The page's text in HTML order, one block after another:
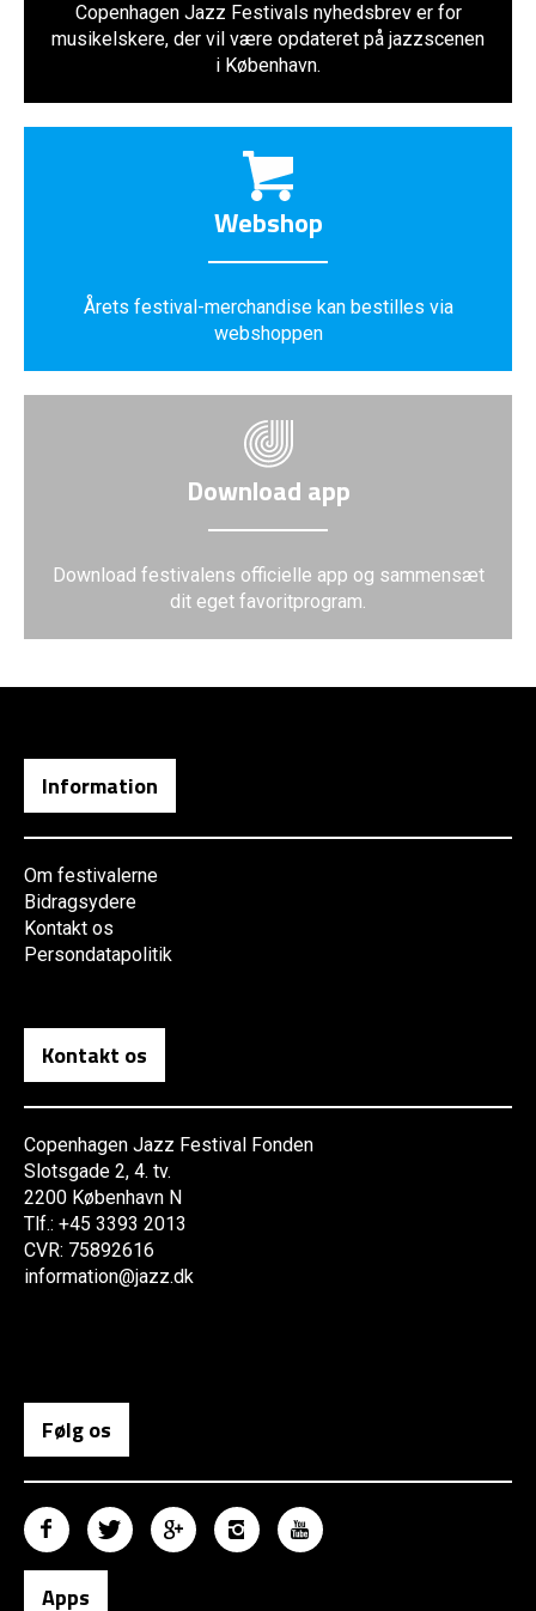
Copenhagen Jazz Festivals nyhedsbrev er for
musikelskere, der vil være opdateret på jazzscenen
i København.
Webshop
Årets festival-merchandise kan bestilles via
webshoppen
Download app
Download festivalens officielle app og sammensæt
dit eget favoritprogram.
Information
Om festivalerne
Bidragsydere
Kontakt os
Persondatapolitik
Kontakt os
Copenhagen Jazz Festival Fonden
Slotsgade 2, 4. tv.
2200 København N
Tlf.: +45 3393 2013
CVR: 75892616
information@jazz.dk
Følg os
Apps